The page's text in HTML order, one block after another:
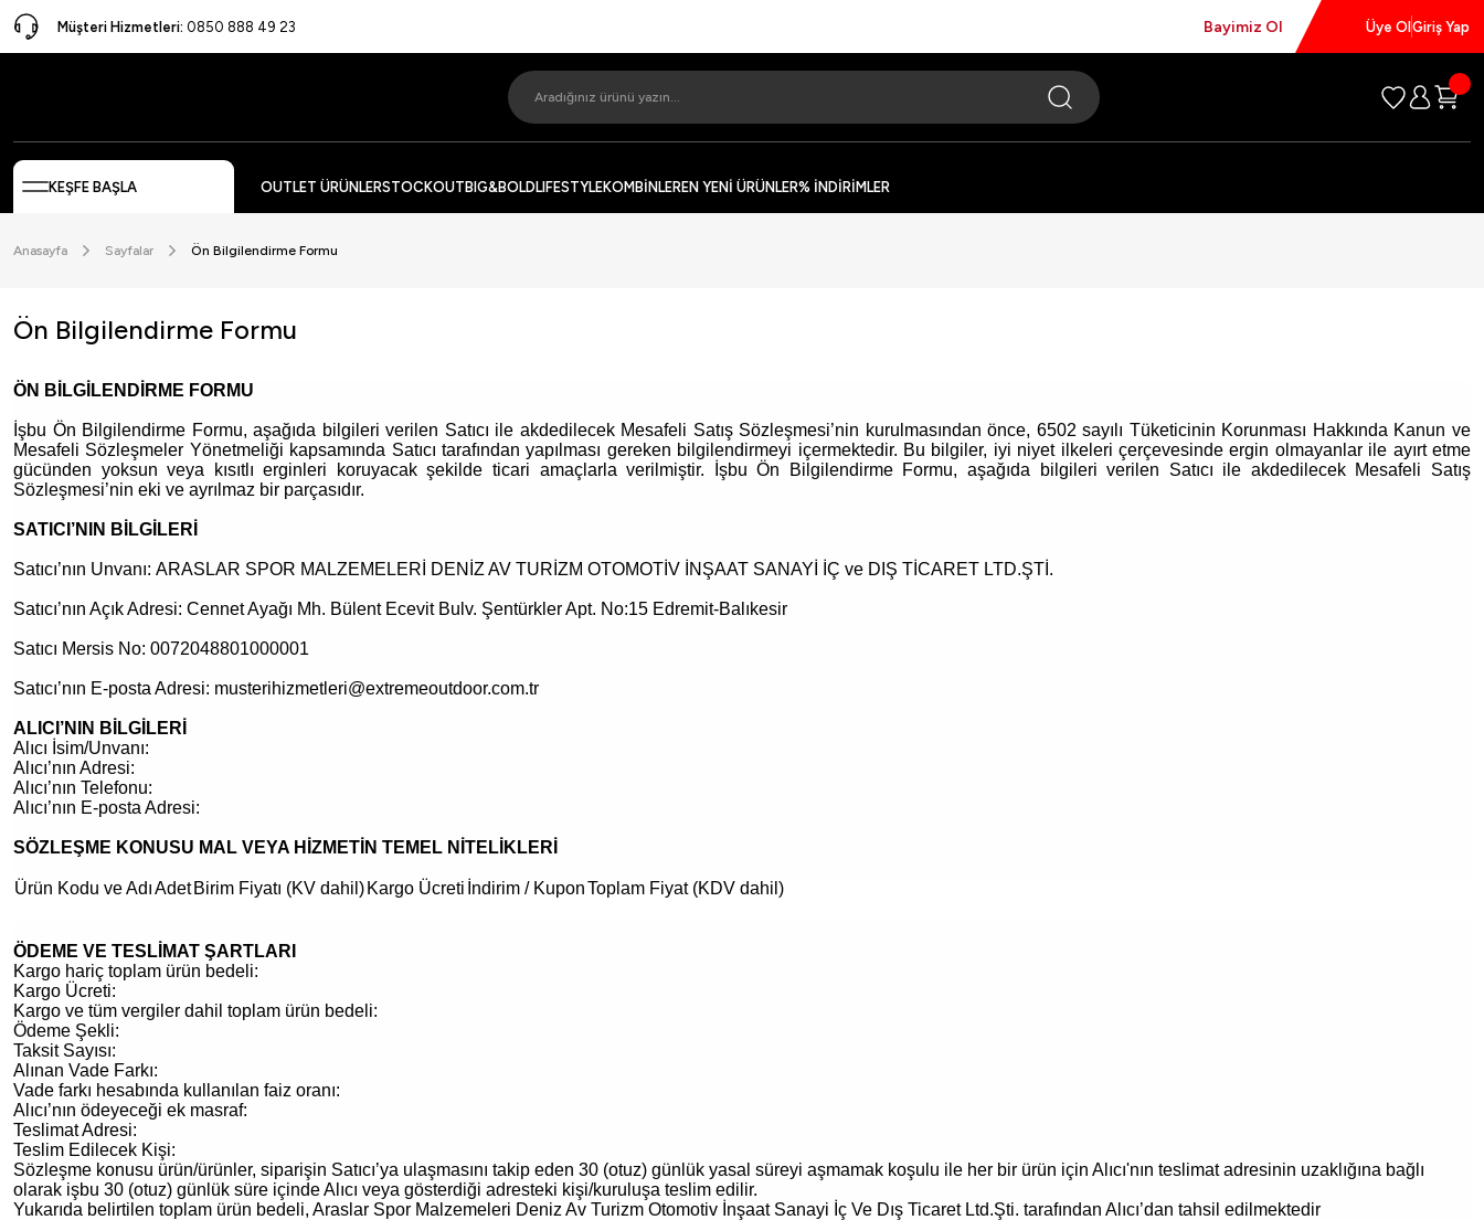
Müşteri Hizmetleri: 0850 888 49 23 Bayimiz Ol Üye OlGiriş Yap
KEŞFE BAŞLA OUTLET ÜRÜNLERSTOCKOUTBIG&BOLDLIFESTYLEKOMBİNLEREN YENİ ÜRÜNLER% İNDİRİMLER
Anasayfa Sayfalar Ön Bilgilendirme Formu
Ön Bilgilendirme Formu
ÖN BİLGİLENDİRME FORMU
İşbu Ön Bilgilendirme Formu, aşağıda bilgileri verilen Satıcı ile akdedilecek Mesafeli Satış Sözleşmesi’nin kurulmasından önce, 6502 sayılı Tüketicinin Korunması Hakkında Kanun ve
Mesafeli Sözleşmeler Yönetmeliği kapsamında Satıcı tarafından yapılması gereken bilgilendirmeyi içermektedir. Bu bilgiler, iyi niyet ilkeleri çerçevesinde ergin olmayanlar ile ayırt etme
gücünden yoksun veya kısıtlı erginleri koruyacak şekilde ticari amaçlarla verilmiştir. İşbu Ön Bilgilendirme Formu, aşağıda bilgileri verilen Satıcı ile akdedilecek Mesafeli Satış
Sözleşmesi’nin eki ve ayrılmaz bir parçasıdır.
SATICI’NIN BİLGİLERİ
Satıcı’nın Unvanı: ARASLAR SPOR MALZEMELERİ DENİZ AV TURİZM OTOMOTİV İNŞAAT SANAYİ İÇ ve DIŞ TİCARET LTD.ŞTİ.
Satıcı’nın Açık Adresi: Cennet Ayağı Mh. Bülent Ecevit Bulv. Şentürkler Apt. No:15 Edremit-Balıkesir
Satıcı Mersis No: 0072048801000001
Satıcı’nın E-posta Adresi: musterihizmetleri@extremeoutdoor.com.tr
ALICI’NIN BİLGİLERİ
Alıcı İsim/Unvanı:
Alıcı’nın Adresi:
Alıcı’nın Telefonu:
Alıcı’nın E-posta Adresi:
SÖZLEŞME KONUSU MAL VEYA HİZMETİN TEMEL NİTELİKLERİ
Ürün Kodu ve AdıAdet Birim Fiyatı (KV dahil) Kargo Ücreti İndirim / KuponToplam Fiyat (KDV dahil)
ÖDEME VE TESLİMAT ŞARTLARI
Kargo hariç toplam ürün bedeli:
Kargo Ücreti:
Kargo ve tüm vergiler dahil toplam ürün bedeli:
Ödeme Şekli:
Taksit Sayısı:
Alınan Vade Farkı:
Vade farkı hesabında kullanılan faiz oranı:
Alıcı’nın ödeyeceği ek masraf:
Teslimat Adresi:
Teslim Edilecek Kişi:
Sözleşme konusu ürün/ürünler, siparişin Satıcı’ya ulaşmasını takip eden 30 (otuz) günlük yasal süreyi aşmamak koşulu ile her bir ürün için Alıcı'nın teslimat adresinin uzaklığına bağlı
olarak işbu 30 (otuz) günlük süre içinde Alıcı veya gösterdiği adresteki kişi/kuruluşa teslim edilir.
Yukarıda belirtilen toplam ürün bedeli, Araslar Spor Malzemeleri Deniz Av Turizm Otomotiv İnşaat Sanayi İç Ve Dış Ticaret Ltd.Şti. tarafından Alıcı’dan tahsil edilmektedir